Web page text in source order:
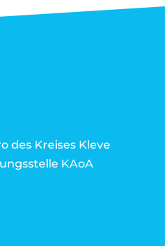
des Kreises Kleve
KAoA